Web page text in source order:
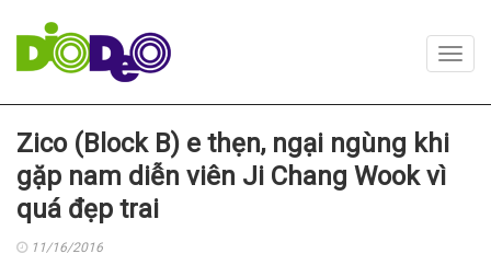
Zico (Block B) e thẹn, ngại ngùng khi
gặp nam diễn viên Ji Chang Wook vì
quá đẹp trai
11/16/2016